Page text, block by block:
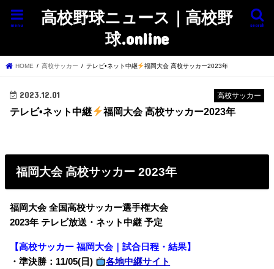
高校野球ニュース｜高校野
球.online
search
menu
HOME 高校サッカー テレビ•ネット中継 福岡大会 高校サッカー2023年
高校サッカー
2023.12.01
テレビ•ネット中継 福岡大会 高校サッカー2023年
福岡大会 高校サッカー 2023年
福岡大会 全国高校サッカー選手権大会
2023年 テレビ放送・ネット中継 予定
【高校サッカー 福岡大会｜試合日程・結果】
・準決勝：11/05(日)
各地中継サイト